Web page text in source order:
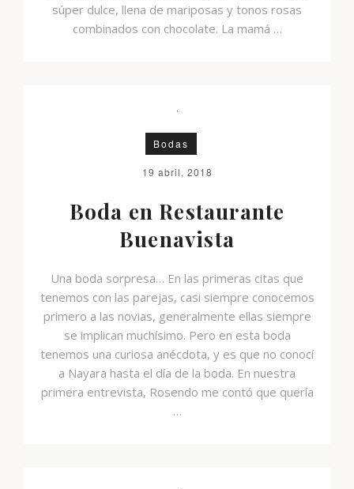
súper dulce, llena de mariposas y tonos rosas
combinados con chocolate. La mamá …
Bodas
19 abril, 2018
Boda en Restaurante
Buenavista
Una boda sorpresa… En las primeras citas que
tenemos con las parejas, casi siempre conocemos
primero a las novias, generalmente ellas siempre
se implican muchísimo. Pero en esta boda
tenemos una curiosa anécdota, y es que no conocí
a Nayara hasta el día de la boda. En nuestra
primera entrevista, Rosendo me contó que quería
…